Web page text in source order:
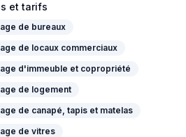
et tarifs
de bureaux
de locaux commerciaux
d'immeuble et copropriété
de logement
de canapé, tapis et matelas
de vitres